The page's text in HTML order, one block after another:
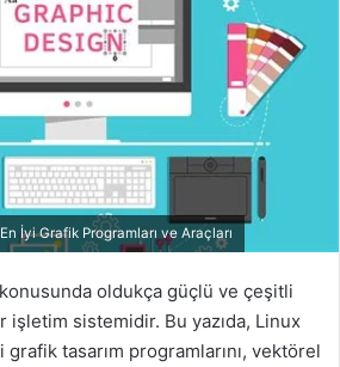
İyi Grafik Programları ve Araçları
oldukça güçlü ve çeşitli
işletim sistemidir. Bu yazıda, Linux
grafik tasarım programlarını, vektörel